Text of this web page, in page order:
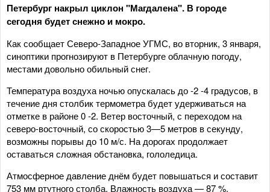
Петербург накрыл циклон "Магдалена". В городе
сегодня будет снежно и мокро.
Как сообщает Северо-Западное УГМС, во вторник, 3 января,
синоптики прогнозируют в Петербурге облачную погоду,
местами довольно обильный снег.
Температура воздуха ночью опускалась до -2 -4 градусов, в
течение дня столбик термометра будет удерживаться на
отметке в районе 0 -2. Ветер восточный, с переходом на
северо-восточный, со скоростью 3—5 метров в секунду,
возможны порывы до 10 м/с. На дорогах продолжает
оставаться сложная обстановка, гололедица.
Атмосферное давление днём будет повышаться и составит
753 мм ртутного столба. Влажность воздуха — 87 %.